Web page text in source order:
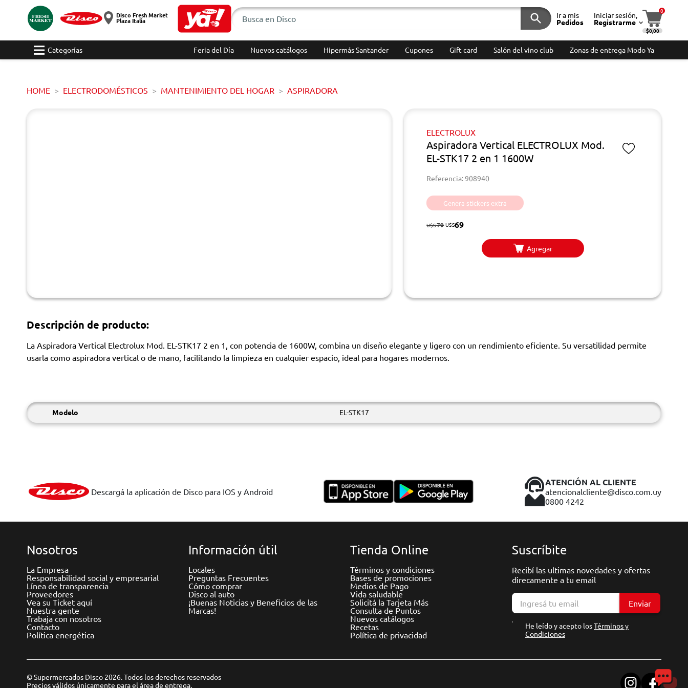
Disco Fresh Market
Plaza Italia
Ir a mis
Pedidos
Iniciar sesión,
Registrarme
0
$0,00
Categorías Feria del Día Nuevos catálogos Hipermás Santander Cupones Gift card Salón del vino club Zonas de entrega Modo Ya
HOME ELECTRODOMÉSTICOS MANTENIMIENTO DEL HOGAR ASPIRADORA
ELECTROLUX
Aspiradora Vertical ELECTROLUX Mod.
EL-STK17 2 en 1 1600W
Referencia: 908940
Genera stickers extra
U$S79 U$S69
Agregar
Descripción de producto:
La Aspiradora Vertical Electrolux Mod. EL-STK17 2 en 1, con potencia de 1600W, combina un diseño elegante y ligero con un rendimiento eficiente. Su versatilidad permite
usarla como aspiradora vertical o de mano, facilitando la limpieza en cualquier espacio, ideal para hogares modernos.
Modelo EL-STK17
Descargá la aplicación de Disco para IOS y Android
ATENCIÓN AL CLIENTE
atencionalcliente@disco.com.uy
0800 4242
Nosotros
La Empresa
Responsabilidad social y empresarial
Línea de transparencia
Proveedores
Vea su Ticket aquí
Nuestra gente
Trabaja con nosotros
Contacto
Política energética
Información útil
Locales
Preguntas Frecuentes
Cómo comprar
Disco al auto
¡Buenas Noticias y Beneficios de las
Marcas!
Tienda Online
Términos y condiciones
Bases de promociones
Medios de Pago
Vida saludable
Solicitá la Tarjeta Más
Consulta de Puntos
Nuevos catálogos
Recetas
Política de privacidad
Suscríbite
Recibí las ultimas novedades y ofertas
direcamente a tu email
Enviar
He leído y acepto losTérminos y
Condiciones
© Supermercados Disco 2026. Todos los derechos reservados
Precios válidos únicamente para el área de entrega.